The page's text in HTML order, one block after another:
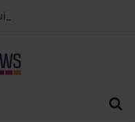
se vit au quotidien